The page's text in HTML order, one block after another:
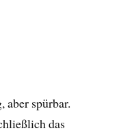
aber spürbar.
das